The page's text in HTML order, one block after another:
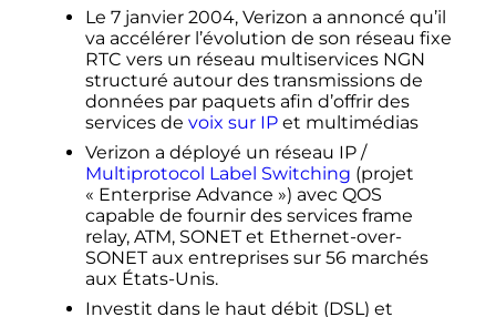
Le 7 janvier 2004, Verizon a annoncé qu’il
va accélérer l’évolution de son réseau fixe
RTC vers un réseau multiservices NGN
structuré autour des transmissions de
données par paquets afin d’offrir des
services de voix sur IPet multimédias
Verizon a déployé un réseau IP /
Multiprotocol Label Switching (projet
« Enterprise Advance ») avec QOS
capable de fournir des services frame
relay, ATM, SONET et Ethernet-over-
SONET aux entreprises sur 56 marchés
aux États-Unis.
Investit dans le haut débit (DSL) et